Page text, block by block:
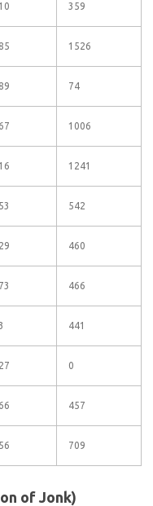
359
1526
74
1006
1241
542
460
466
441
0
457
709
of Jonk)